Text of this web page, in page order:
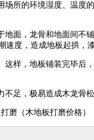
所的环境湿度、温度
面，龙骨和地面间
度，造成地板起拱，漆
样，地板铺装完毕
足，极易造成木龙骨